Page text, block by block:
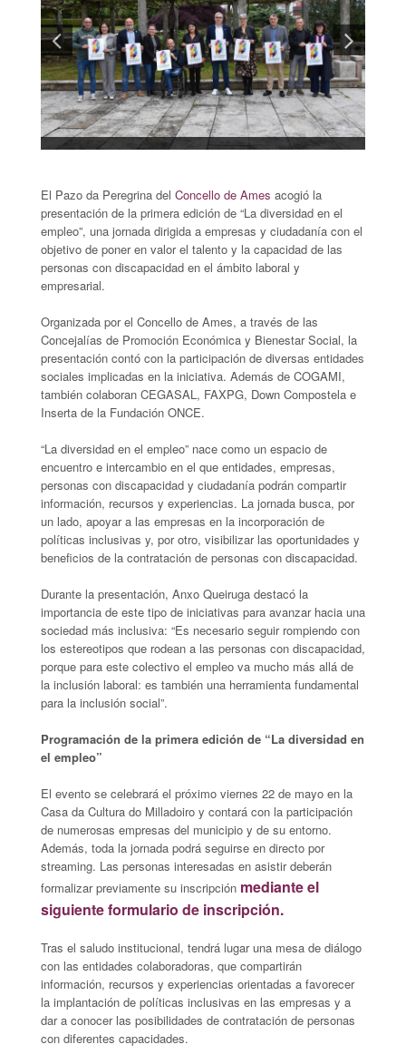
El Pazo da Peregrina del Concello de Ames acogió la
presentación de la primera edición de “La diversidad en el
empleo”, una jornada dirigida a empresas y ciudadanía con el
objetivo de poner en valor el talento y la capacidad de las
personas con discapacidad en el ámbito laboral y
empresarial.
Organizada por el Concello de Ames, a través de las
Concejalías de Promoción Económica y Bienestar Social, la
presentación contó con la participación de diversas entidades
sociales implicadas en la iniciativa. Además de COGAMI,
también colaboran CEGASAL, FAXPG, Down Compostela e
Inserta de la Fundación ONCE.
“La diversidad en el empleo” nace como un espacio de
encuentro e intercambio en el que entidades, empresas,
personas con discapacidad y ciudadanía podrán compartir
información, recursos y experiencias. La jornada busca, por
un lado, apoyar a las empresas en la incorporación de
políticas inclusivas y, por otro, visibilizar las oportunidades y
beneficios de la contratación de personas con discapacidad.
Durante la presentación, Anxo Queiruga destacó la
importancia de este tipo de iniciativas para avanzar hacia una
sociedad más inclusiva: “Es necesario seguir rompiendo con
los estereotipos que rodean a las personas con discapacidad,
porque para este colectivo el empleo va mucho más allá de
la inclusión laboral: es también una herramienta fundamental
para la inclusión social”.
Programación de la primera edición de “La diversidad en
el empleo”
El evento se celebrará el próximo viernes 22 de mayo en la
Casa da Cultura do Milladoiro y contará con la participación
de numerosas empresas del municipio y de su entorno.
Además, toda la jornada podrá seguirse en directo por
streaming. Las personas interesadas en asistir deberán
formalizar previamente su inscripción mediante el
siguiente formulario de inscripción.
Tras el saludo institucional, tendrá lugar una mesa de diálogo
con las entidades colaboradoras, que compartirán
información, recursos y experiencias orientadas a favorecer
la implantación de políticas inclusivas en las empresas y a
dar a conocer las posibilidades de contratación de personas
con diferentes capacidades.